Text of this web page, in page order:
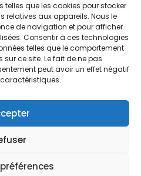
que les cookies pour stocker
aux appareils. Nous le
de navigation et pour afficher
Consentir à ces technologies
telles que le comportement
ce site. Le fait de ne pas
peut avoir un effet négatif
Bonnes affaires
Code réduction
Bons plans
Soldes
Rentrée